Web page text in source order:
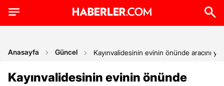
Anasayfa Güncel Kayınvalidesinin evinin önünde aracını
Kayınvalidesinin evinin önünde